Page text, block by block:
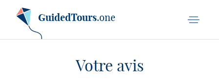
GuidedTours.one
Votre avis